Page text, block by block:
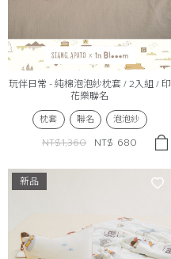
玩伴日常 - 純棉泡泡紗枕套 / 2入組 / 印
花樂聯名
枕套 聯名 泡泡紗
NT$1,360 NT$ 680
新品